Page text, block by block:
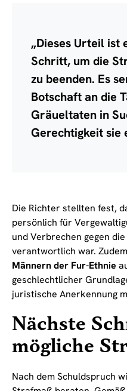
„Dieses Urteil ist
Schritt, um die
zu beenden. Es
Botschaft an die
Gräueltaten in
Gerechtigkeit sie
Die Richter stellten fest,
persönlich für
und Verbrechen gegen
verantwortlich war.
Männern der Fur-Ethnie
geschlechtlicher
juristische Anerkennung
Nächste
mögliche
Nach dem Schuldspruch